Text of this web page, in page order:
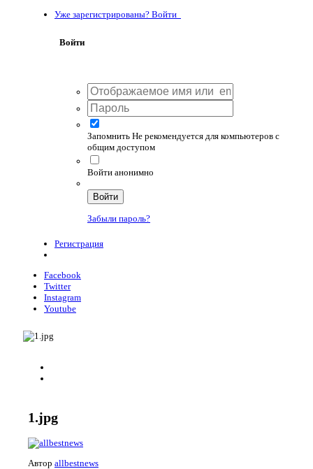
Уже зарегистрированы? Войти
Войти
Запомнить Не рекомендуется для компьютеров с
общим доступом
Войти анонимно
Войти
Забыли пароль?
Регистрация
Facebook
Twitter
Instagram
Youtube
1.jpg
Автор allbestnews